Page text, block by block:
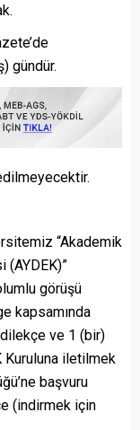
gündür.
“Akademik
(AYDEK)”
görüşü
kapsamında
ve 1 (bir)
Kuruluna iletilmek
başvuru
(indirmek için